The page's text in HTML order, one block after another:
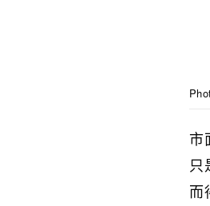
市
只
而